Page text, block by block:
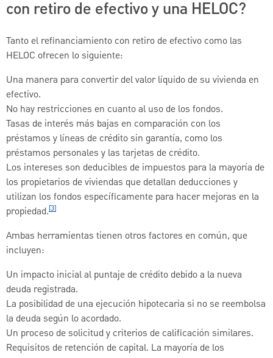
con retiro de efectivo y una HELOC?
Tanto el refinanciamiento con retiro de efectivo como las
HELOC ofrecen lo siguiente:
Una manera para convertir del valor líquido de su vivienda en
efectivo.
No hay restricciones en cuanto al uso de los fondos.
Tasas de interés más bajas en comparación con los
préstamos y líneas de crédito sin garantía, como los
préstamos personales y las tarjetas de crédito.
Los intereses son deducibles de impuestos para la mayoría de
los propietarios de viviendas que detallan deducciones y
utilizan los fondos específicamente para hacer mejoras en la
propiedad.[3]
Ambas herramientas tienen otros factores en común, que
incluyen:
Un impacto inicial al puntaje de crédito debido a la nueva
deuda registrada.
La posibilidad de una ejecución hipotecaria si no se reembolsa
la deuda según lo acordado.
Un proceso de solicitud y criterios de calificación similares.
Requisitos de retención de capital. La mayoría de los